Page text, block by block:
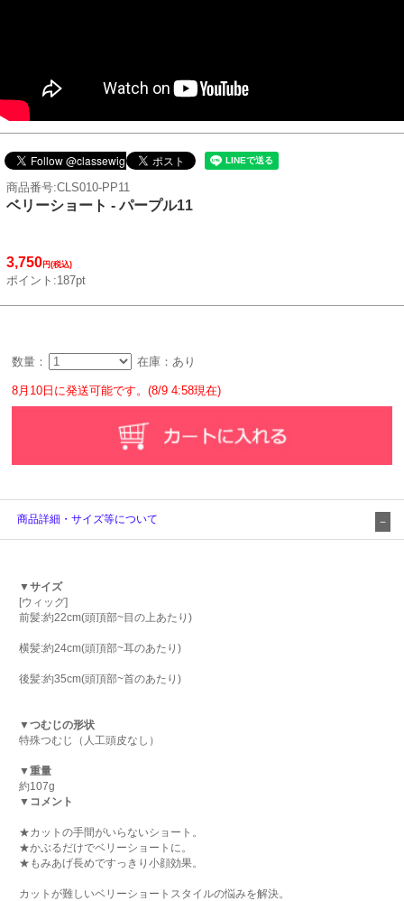
商品番号:CLS010-PP11
ベリーショート - パープル11
3,750円(税込)
ポイント:187pt
数量： 在庫：あり
8月10日に発送可能です。(8/9 4:58現在)
商品詳細・サイズ等について
▼サイズ
[ウィッグ]
前髪:約22cm(頭頂部~目の上あたり)
横髪:約24cm(頭頂部~耳のあたり)
後髪:約35cm(頭頂部~首のあたり)
▼つむじの形状
特殊つむじ（人工頭皮なし）
▼重量
約107g
▼コメント
★カットの手間がいらないショート。
★かぶるだけでベリーショートに。
★もみあげ長めですっきり小顔効果。
カットが難しいベリーショートスタイルの悩みを解決。